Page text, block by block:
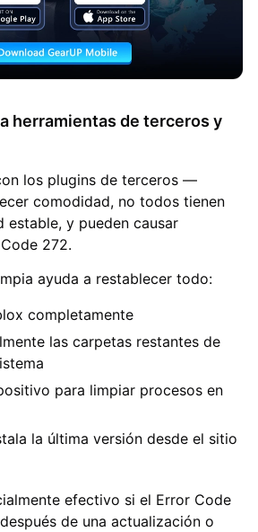
herramientas de terceros y
los plugins de terceros —
comodidad, no todos tienen
estable, y pueden causar
272.
ayuda a restablecer todo:
completamente
las carpetas restantes de
para limpiar procesos en
la última versión desde el sitio
efectivo si el Error Code
de una actualización o